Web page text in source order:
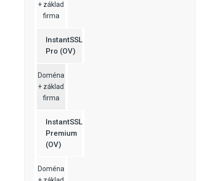
+ základ
firma
InstantSSL
Pro (OV)
Doména
+ základ
firma
InstantSSL
Premium
(OV)
Doména